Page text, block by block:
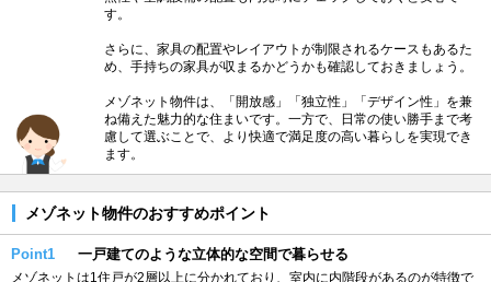
す。
さらに、家具の配置やレイアウトが制限されるケースもあるた
め、手持ちの家具が収まるかどうかも確認しておきましょう。
メゾネット物件は、「開放感」「独立性」「デザイン性」を兼
ね備えた魅力的な住まいです。一方で、日常の使い勝手まで考
慮して選ぶことで、より快適で満足度の高い暮らしを実現でき
ます。
メゾネット物件のおすすめポイント
Point1 一戸建てのような立体的な空間で暮らせる
メゾネットは1住戸が2層以上に分かれており、室内に内階段があるのが特徴で